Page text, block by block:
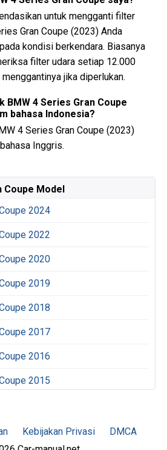
untuk mengganti filter
Gran Coupe (2023) Anda
kondisi berkendara. Biasanya
filter udara setiap 12.000
jika diperlukan.
BMW 4 Series Gran Coupe
bahasa Indonesia?
4 Series Gran Coupe (2023)
Inggris.
Coupe Model
2024
2022
2020
2019
2018
2017
2016
2015
Kebijakan Privasi
DMCA